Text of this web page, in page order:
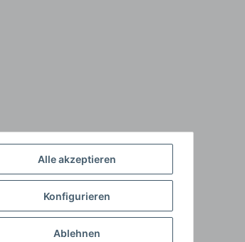
Alle akzeptieren
Konfigurieren
Ablehnen